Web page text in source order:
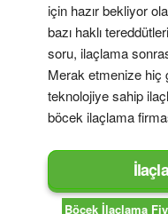
için hazır bekliyor
bazı haklı
soru, ilaçlama
Merak etmenize hiç
teknolojiye sahip
böcek ilaçlama
Böcek İlaçlama